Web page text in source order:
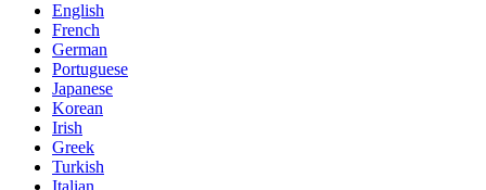
English
French
German
Portuguese
Japanese
Korean
Irish
Greek
Turkish
Italian